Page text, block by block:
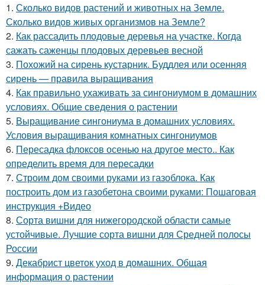
1. Сколько видов растений и животных на Земле.
Сколько видов живых организмов на Земле?
2. Как рассадить плодовые деревья на участке. Когда
сажать саженцы плодовых деревьев весной
3. Похожий на сирень кустарник. Буддлея или осенняя
сирень — правила выращивания
4. Как правильно ухаживать за сингониумом в домашних
условиях. Общие сведения о растении
5. Выращивание сингониума в домашних условиях.
Условия выращивания комнатных сингониумов
6. Пересадка флоксов осенью на другое место.. Как
определить время для пересадки
7. Строим дом своими руками из газоблока. Как
построить дом из газобетона своими руками: Пошаговая
инструкция +Видео
8. Сорта вишни для нижегородской области самые
устойчивые. Лучшие сорта вишни для Средней полосы
России
9. Декабрист цветок уход в домашних. Общая
информация о растении